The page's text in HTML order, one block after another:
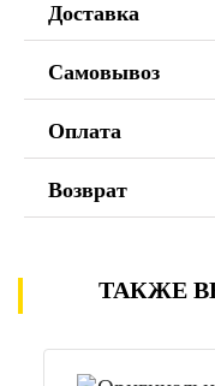
Доставка
Самовывоз
Оплата
Возврат
ТАКЖЕ